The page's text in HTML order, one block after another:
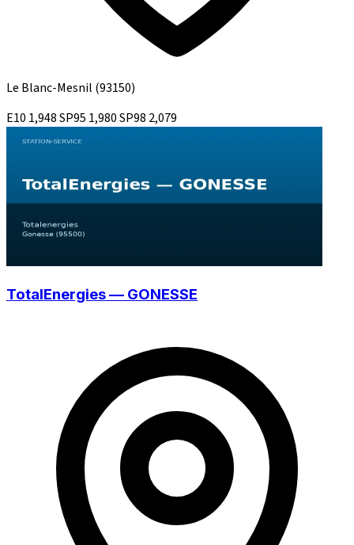
Le Blanc-Mesnil (93150)
E10 1,948SP95 1,980SP98 2,079
TotalEnergies — GONESSE